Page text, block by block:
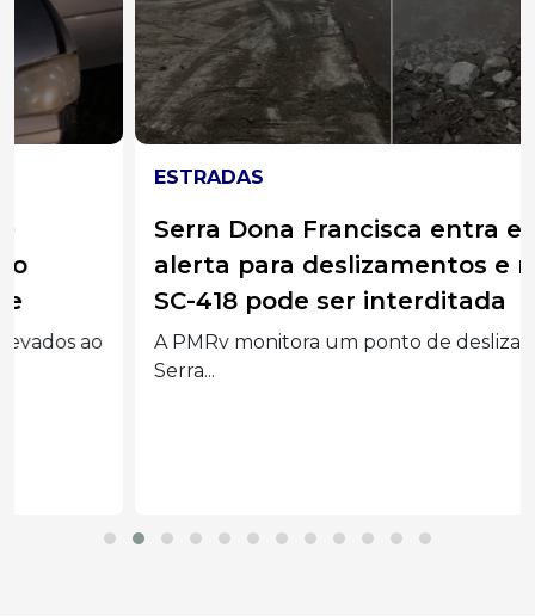
Serra Dona Francisca entra em
alerta para deslizamentos e rodovia
SC-418 pode ser interditada
A PMRv monitora um ponto de deslizamento na